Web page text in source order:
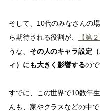
そして、10代のみなさんの
ら期待される役割が、
【第２
うな、 その人のキャラ設定
ィ）にも大きく影響するので
すでに、この世界で10数年
んも、家やクラスなどの中で